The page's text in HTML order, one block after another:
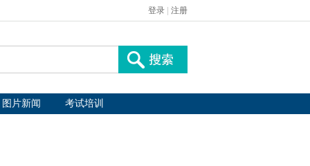
登录 注册
图片新闻 考试培训